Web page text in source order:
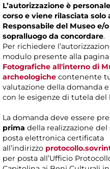
L’autorizzazione è
corso e viene rilasciata
Responsabile del Museo e/
sopralluogo da concordare.
Per richiedere
modulo presente alla pagina
Fotografiche all'interno di
archeologiche contenente
valutazione della domanda
con le esigenze di tutela del
La domanda deve essere
prima della realizzazione
posta elettronica certificata
all’indirizzo
per posta all’Ufficio